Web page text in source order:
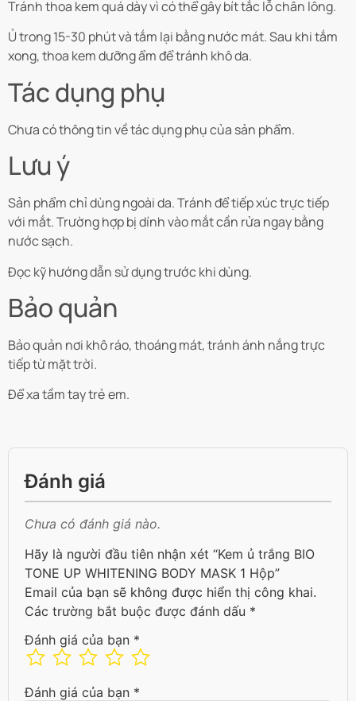
Tránh thoa kem quá dày vì có thể gây bít tắc lỗ chân lông.
Ủ trong 15-30 phút và tắm lại bằng nước mát. Sau khi tắm
xong, thoa kem dưỡng ẩm để tránh khô da.
Tác dụng phụ
Chưa có thông tin về tác dụng phụ của sản phẩm.
Lưu ý
Sản phẩm chỉ dùng ngoài da. Tránh để tiếp xúc trực tiếp
với mắt. Trường hợp bị dính vào mắt cần rửa ngay bằng
nước sạch.
Đọc kỹ hướng dẫn sử dụng trước khi dùng.
Bảo quản
Bảo quản nơi khô ráo, thoáng mát, tránh ánh nắng trực
tiếp từ mặt trời.
Để xa tầm tay trẻ em.
Đánh giá
Chưa có đánh giá nào.
Hãy là người đầu tiên nhận xét “Kem ủ trắng BIO
TONE UP WHITENING BODY MASK 1 Hộp”
Email của bạn sẽ không được hiển thị công khai.
Các trường bắt buộc được đánh dấu *
Đánh giá của bạn *
Đánh giá của bạn *